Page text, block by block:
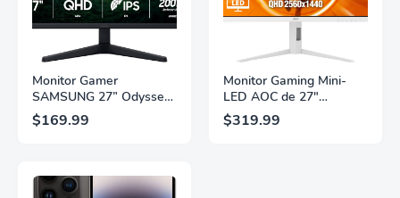
Monitor Gamer
SAMSUNG 27” Odyssey
G5 G53F con Resolución
QHD, HDR10,
Panel IPS, AMD
FreeSync™ Premium,
$169.99
Monitor Gaming Mini-
LED AOC de 27"
Pulgadas, QHD
2560×1440, 320Hz, 1ms
$319.99